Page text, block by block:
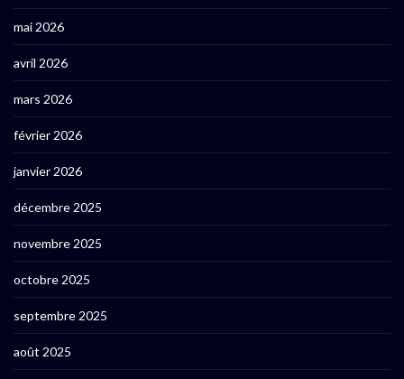
mai 2026
avril 2026
mars 2026
février 2026
janvier 2026
décembre 2025
novembre 2025
octobre 2025
septembre 2025
août 2025